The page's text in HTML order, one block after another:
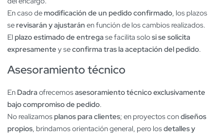
En caso de modificación de un pedido confirmado, los plazos
se revisarán y ajustarán en función de los cambios realizados.
El plazo estimado de entregase facilita solosi se solicita
expresamente y seconfirma tras la aceptación del pedido.
Asesoramiento técnico
En Dadraofrecemosasesoramiento técnico exclusivamente
bajo compromiso de pedido.
No realizamos planos para clientes; en proyectos condiseños
propios, brindamos orientación general, pero losdetalles y